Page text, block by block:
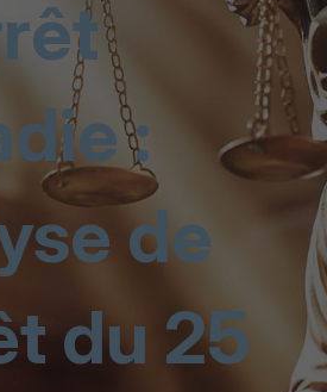
:
de
du 25